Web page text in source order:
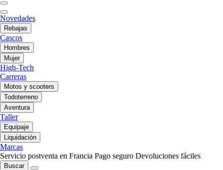
Novedades
Rebajas
Cascos
Hombres
Mujer
High-Tech
Carreras
Motos y scooters
Todoterreno
Aventura
Taller
Equipaje
Liquidación
Marcas
Servicio postventa en Francia Pago seguro Devoluciones fáciles
Buscar